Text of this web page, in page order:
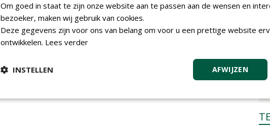
Om goed in staat te zijn onze website aan te passen aan de wensen en
bezoeker, maken wij gebruik van cookies.
Deze gegevens zijn voor ons van belang om voor u een prettige website
ontwikkelen. Lees verder
AFWIJZEN
INSTELLEN